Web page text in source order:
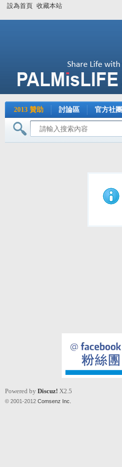
設為首頁 收藏本站
2013 贊助 討論區 官方社團
Powered by Discuz! X2.5
© 2001-2012 Comsenz Inc.